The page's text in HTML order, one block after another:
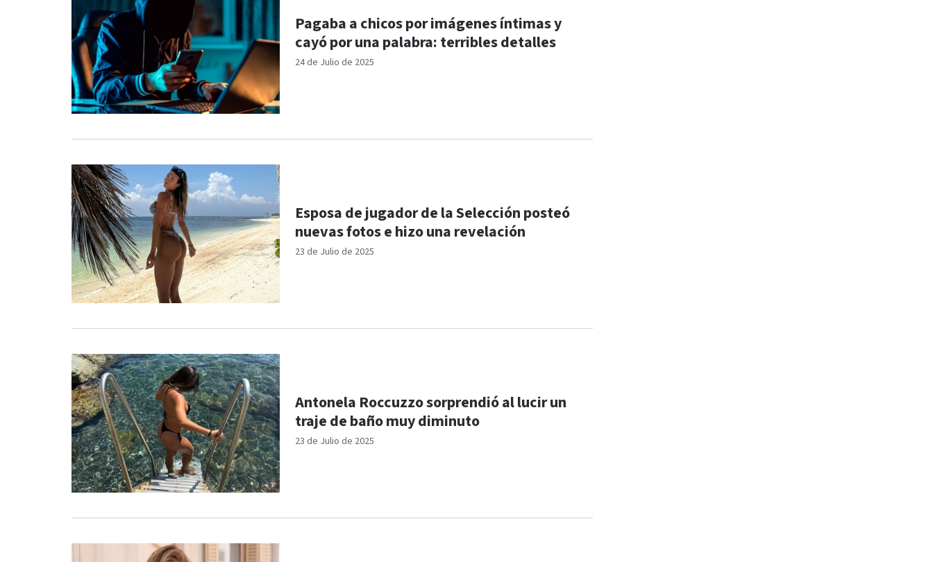
24 de Julio de 2025
Pagaba a chicos por imágenes íntimas y
cayó por una palabra: terribles detalles
23 de Julio de 2025
Esposa de jugador de la Selección posteó
nuevas fotos e hizo una revelación
23 de Julio de 2025
Antonela Roccuzzo sorprendió al lucir un
traje de baño muy diminuto